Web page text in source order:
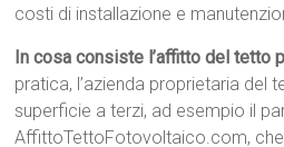
costi di installazione e
In cosa consiste l’affitto del tetto
pratica, l’azienda proprietaria del
superficie a terzi, ad esempio il
AffittoTettoFotovoltaico.com,